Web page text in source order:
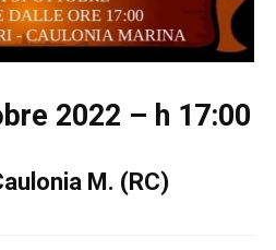
2022 – h 17:00
M. (RC)